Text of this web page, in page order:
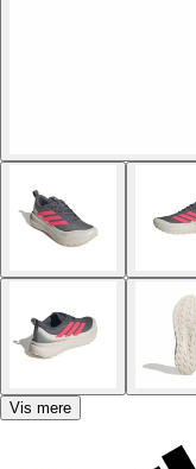
Vis mere